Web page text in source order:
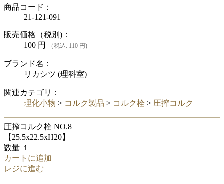
商品コード：
21-121-091
販売価格（税別)：
100 円 （税込: 110 円)
ブランド名：
リカシツ (理科室)
関連カテゴリ：
理化小物 > コルク製品 > コルク栓 > 圧搾コルク
圧搾コルク栓 NO.8
【25.5x22.5xH20】
数量
カートに追加
レジに進む